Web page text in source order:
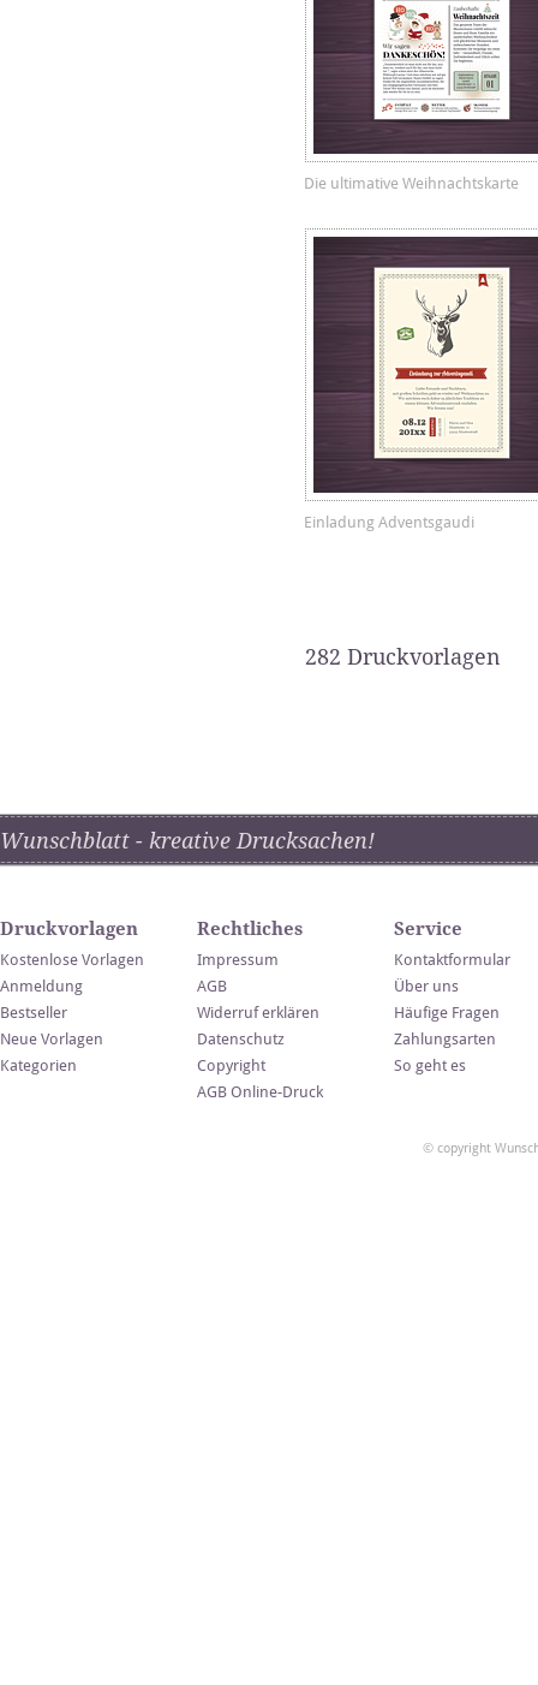
Die ultimative Weihnachtskarte
Einladung Adventsgaudi
282 Druckvorlagen
Wunschblatt - kreative Drucksachen!
Druckvorlagen
Kostenlose Vorlagen
Anmeldung
Bestseller
Neue Vorlagen
Kategorien
Rechtliches
Impressum
AGB
Widerruf erklären
Datenschutz
Copyright
AGB Online-Druck
Service
Kontaktformular
Über uns
Häufige Fragen
Zahlungsarten
So geht es
© copyright